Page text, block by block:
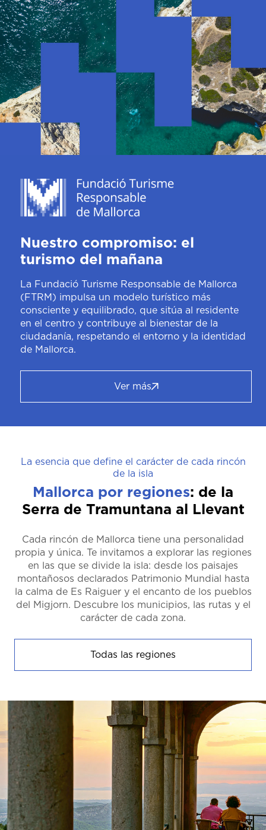
Nuestro compromiso: el
turismo del mañana
La Fundació Turisme Responsable de Mallorca
(FTRM) impulsa un modelo turístico más
consciente y equilibrado, que sitúa al residente
en el centro y contribuye al bienestar de la
ciudadanía, respetando el entorno y la identidad
de Mallorca.
Ver más
La esencia que define el carácter de cada rincón
de la isla
Mallorca por regiones: de la
Serra de Tramuntana al Llevant
Cada rincón de Mallorca tiene una personalidad
propia y única. Te invitamos a explorar las regiones
en las que se divide la isla: desde los paisajes
montañosos declarados Patrimonio Mundial hasta
la calma de Es Raiguer y el encanto de los pueblos
del Migjorn. Descubre los municipios, las rutas y el
carácter de cada zona.
Todas las regiones